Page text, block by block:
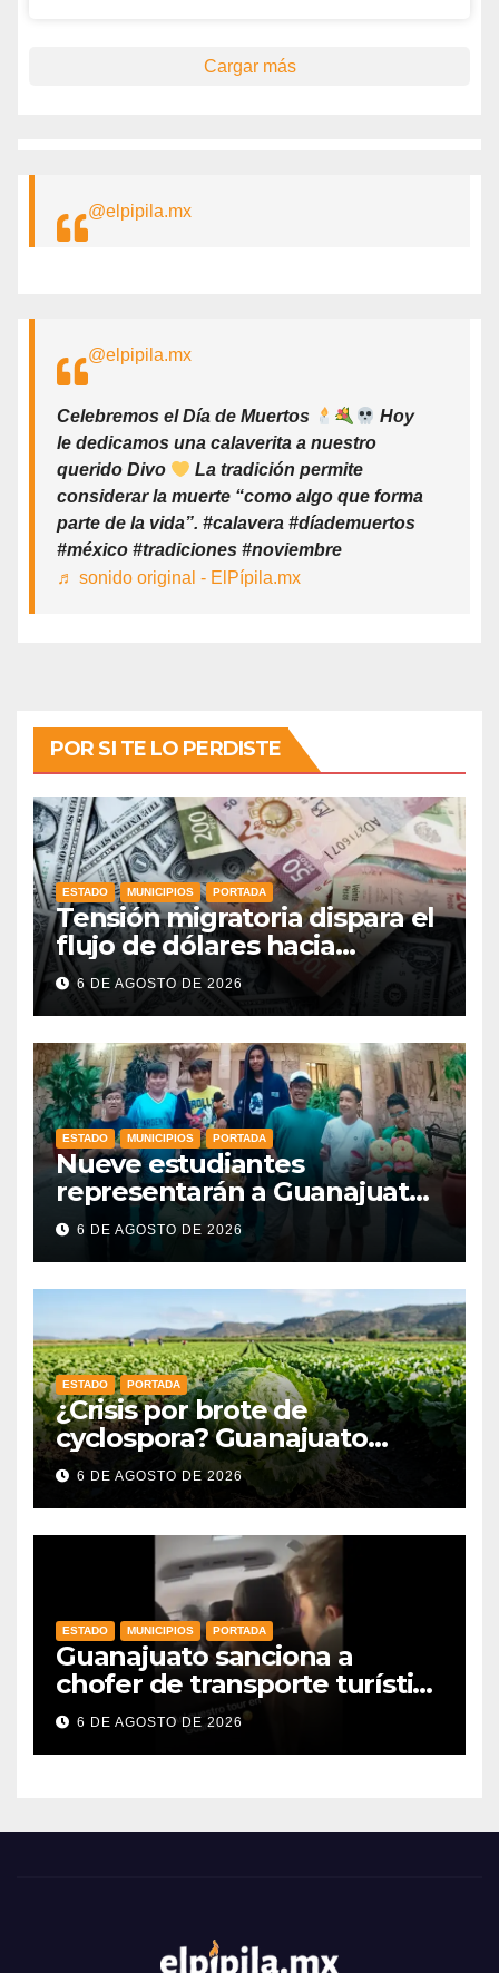
Cargar más
@elpipila.mx
@elpipila.mx
Celebremos el Día de Muertos
Hoy
le dedicamos una calaverita a nuestro
querido Divo
La tradición permite
considerar la muerte “como algo que forma
parte de la vida”. #calavera #díademuertos
#méxico #tradiciones #noviembre
♬ sonido original - ElPípila.mx
POR SI TE LO PERDISTE
ESTADO MUNICIPIOS PORTADA
Tensión migratoria dispara el
flujo de dólares hacia
municipios de Guanajuato
6 DE AGOSTO DE 2026
ESTADO MUNICIPIOS PORTADA
Nueve estudiantes
representarán a Guanajuato
en la Olimpiada Mexicana de
Matemáticas 2026
6 DE AGOSTO DE 2026
ESTADO PORTADA
¿Crisis por brote de
cyclospora? Guanajuato
mantiene intactas sus
exportaciones
6 DE AGOSTO DE 2026
ESTADO MUNICIPIOS PORTADA
Guanajuato sanciona a
chofer de transporte turístico
e intensifica operativos de
vigilancia
6 DE AGOSTO DE 2026